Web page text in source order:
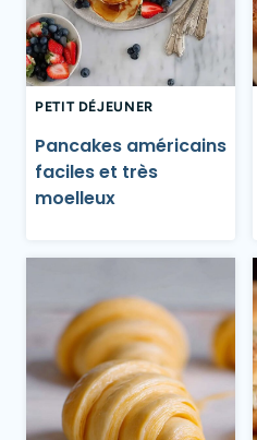
PETIT DÉJEUNER
Pancakes américains
faciles et très
moelleux